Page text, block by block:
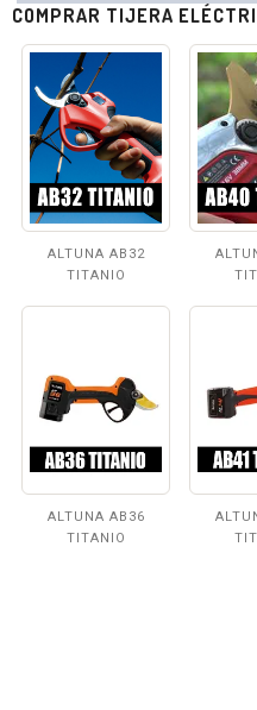
COMPRAR TIJERA
ALTUNA AB32
TITANIO
ALTUNA AB36
TITANIO